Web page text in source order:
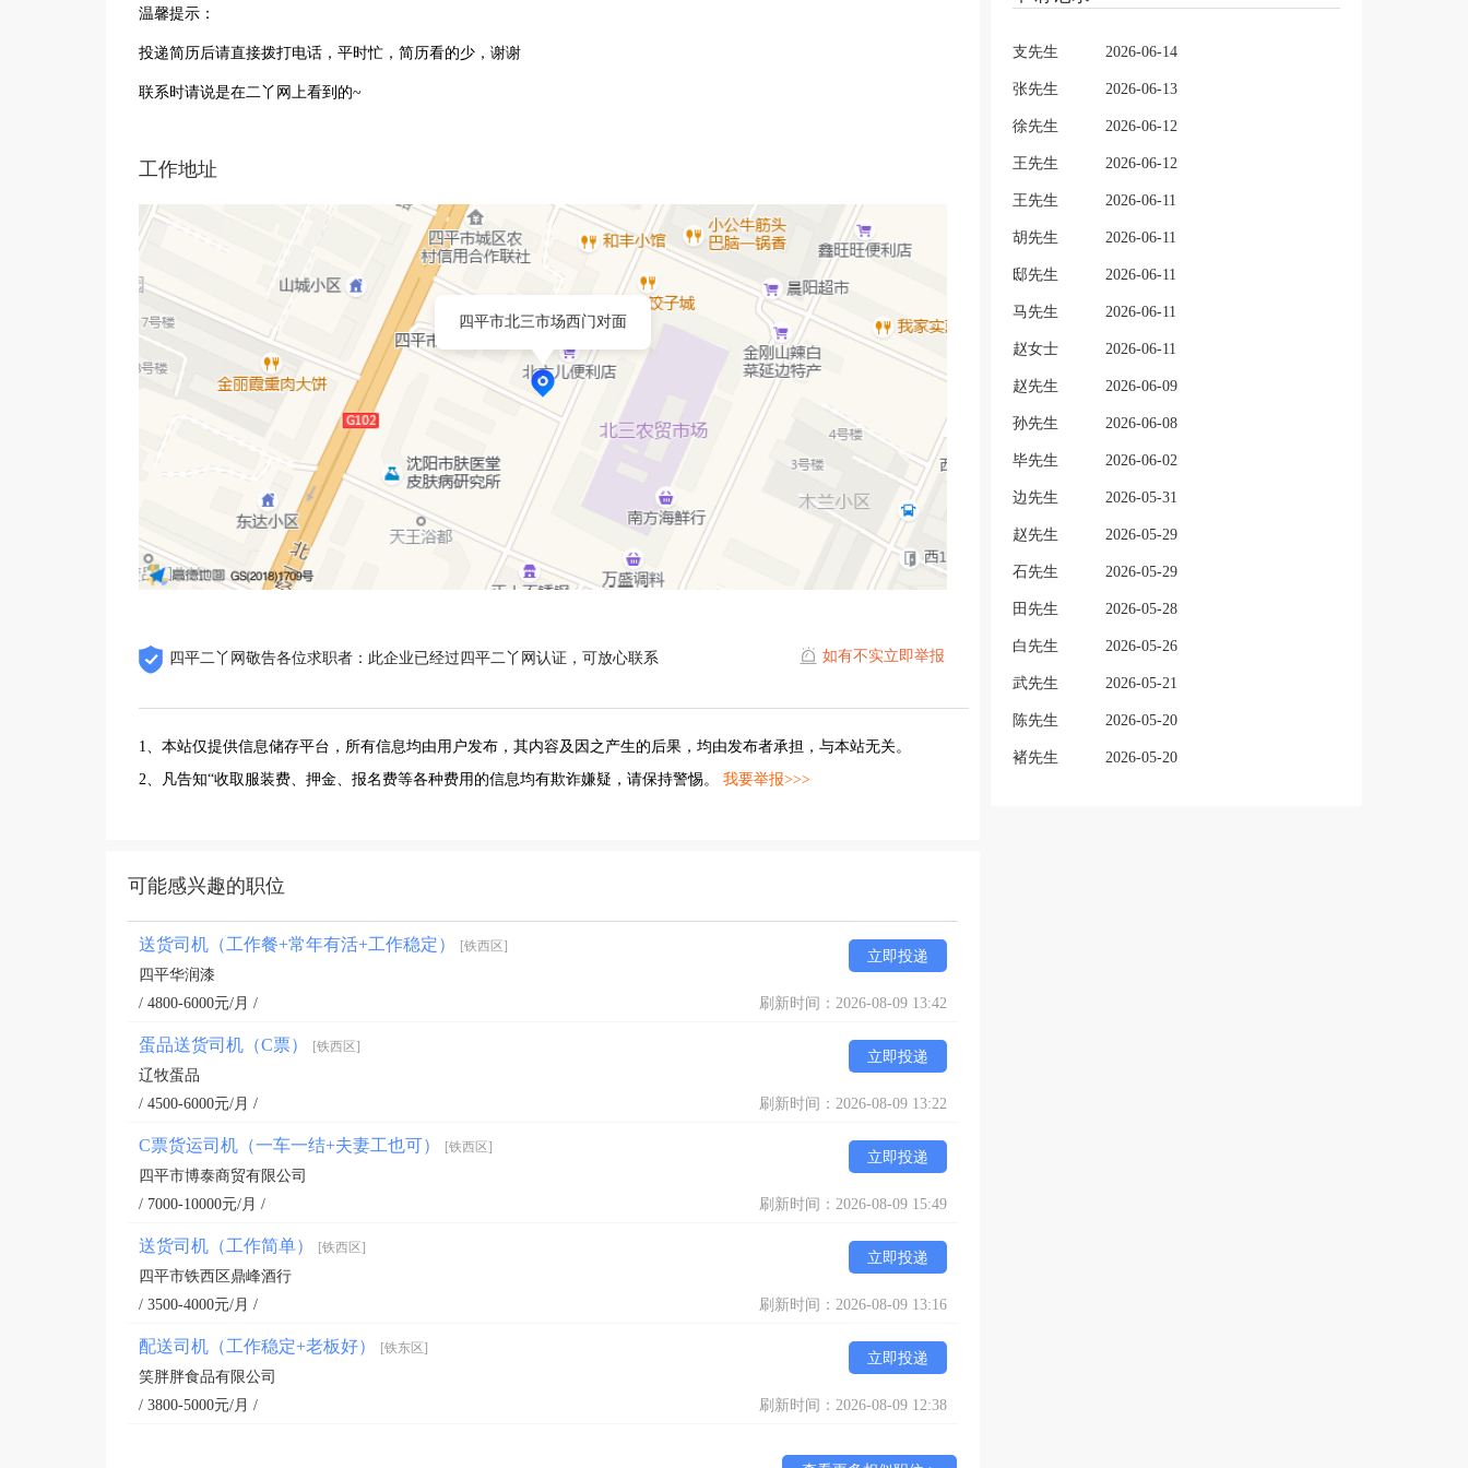
温馨提示：
投递简历后请直接拨打电话，平时忙，简历看的少，谢谢
联系时请说是在二丫网上看到的~
工作地址
四平市北三市场西门对面
四平二丫网敬告各位求职者：此企业已经过四平二丫网认证，可放心联系 如有不实立即举报
1、本站仅提供信息储存平台，所有信息均由用户发布，其内容及因之产生的后果，均由发布者承担，与本站无关。
2、凡告知“收取服装费、押金、报名费等各种费用的信息均有欺诈嫌疑，请保持警惕。 我要举报>>>
可能感兴趣的职位
送货司机（工作餐+常年有活+工作稳定） [铁西区]
立即投递
四平华润漆
/ 4800-6000元/月 /
刷新时间：2026-08-09 13:42
蛋品送货司机（C票） [铁西区]
立即投递
辽牧蛋品
/ 4500-6000元/月 /
刷新时间：2026-08-09 13:22
C票货运司机（一车一结+夫妻工也可） [铁西区]
立即投递
四平市博泰商贸有限公司
/ 7000-10000元/月 /
刷新时间：2026-08-09 15:49
送货司机（工作简单） [铁西区]
立即投递
四平市铁西区鼎峰酒行
/ 3500-4000元/月 /
刷新时间：2026-08-09 13:16
配送司机（工作稳定+老板好） [铁东区]
立即投递
笑胖胖食品有限公司
/ 3800-5000元/月 /
刷新时间：2026-08-09 12:38
支先生 2026-06-14
张先生 2026-06-13
徐先生 2026-06-12
王先生 2026-06-12
王先生 2026-06-11
胡先生 2026-06-11
邸先生 2026-06-11
马先生 2026-06-11
赵女士 2026-06-11
赵先生 2026-06-09
孙先生 2026-06-08
毕先生 2026-06-02
边先生 2026-05-31
赵先生 2026-05-29
石先生 2026-05-29
田先生 2026-05-28
白先生 2026-05-26
武先生 2026-05-21
陈先生 2026-05-20
褚先生 2026-05-20